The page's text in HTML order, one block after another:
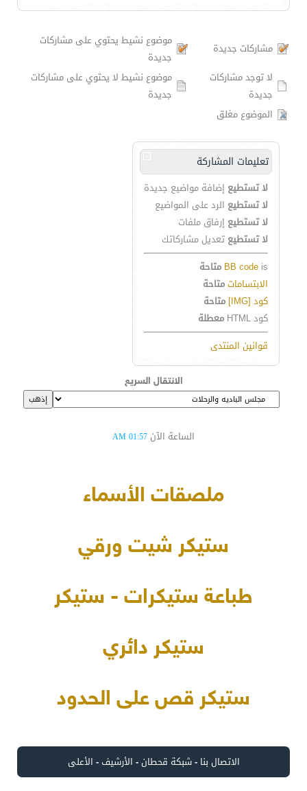
مشاركات جديدة
موضوع نشيط يحتوي على مشاركات
جديدة
لا توجد مشاركات
جديدة
موضوع نشيط لا يحتوي على مشاركات
جديدة
الموضوع مغلق
تعليمات المشاركة
لا تستطيع إضافة مواضيع جديدة
لا تستطيع الرد على المواضيع
لا تستطيع إرفاق ملفات
لا تستطيع تعديل مشاركاتك
BB code is
متاحة
الابتساماتمتاحة
كود [IMG]
متاحة
كود HTML
معطلة
قوانين المنتدى
الانتقال السريع
الساعة الآن 01:57 AM
ملصقات الأسماء
ستيكر شيت ورقي
طباعة ستيكرات - ستيكر
ستيكر دائري
ستيكر قص على الحدود
الاتصال بنا -شبكة قحطان- الأرشيف- الأعلى